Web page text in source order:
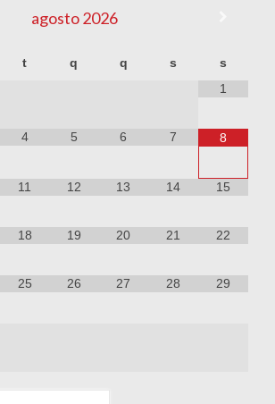
agosto2026
t q q s
s
1
4 5 6 7 8
11 12 13 14 15
18 19 20 21 22
25 26 27 28 29